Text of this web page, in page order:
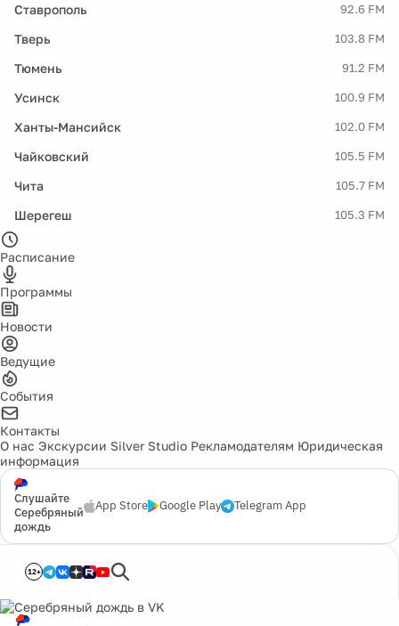
Ставрополь 92.6 FM
Тверь 103.8 FM
Тюмень 91.2 FM
Усинск 100.9 FM
Ханты-Мансийск 102.0 FM
Чайковский 105.5 FM
Чита 105.7 FM
Шерегеш 105.3 FM
Расписание
Программы
Новости
Ведущие
События
Контакты
О нас Экскурсии Silver Studio Рекламодателям Юридическая
информация
Слушайте
Серебряный
дождь
App Store Google Play Telegram App
12+